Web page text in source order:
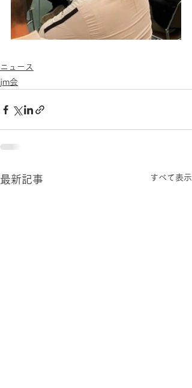
ニュース
jm会
最新記事 すべて表示